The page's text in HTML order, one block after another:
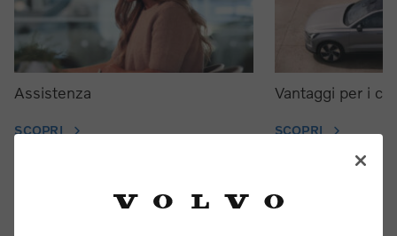
Assistenza
SCOPRI
Vantaggi per i
SCOPRI